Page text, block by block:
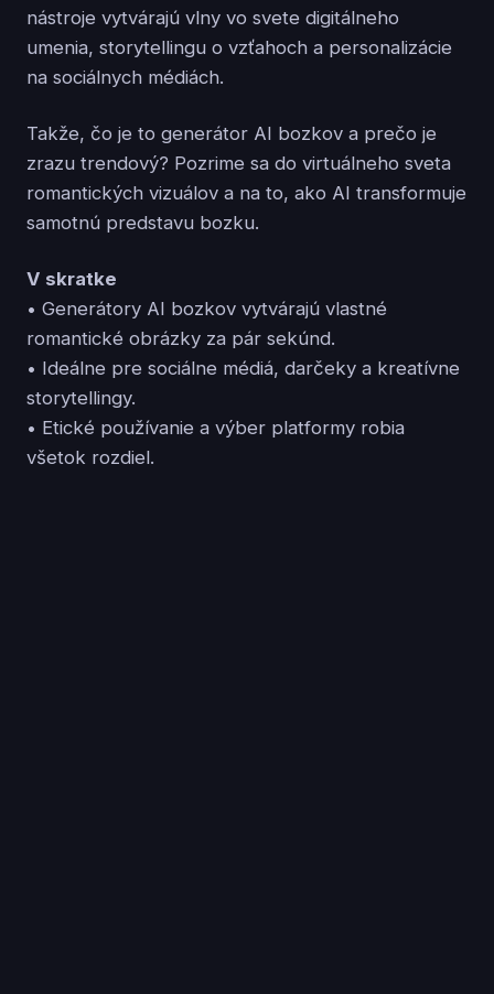
nástroje vytvárajú vlny vo svete digitálneho
umenia, storytellingu o vzťahoch a personalizácie
na sociálnych médiách.
Takže, čo je to generátor AI bozkov a prečo je
zrazu trendový? Pozrime sa do virtuálneho sveta
romantických vizuálov a na to, ako AI transformuje
samotnú predstavu bozku.
V skratke
• Generátory AI bozkov vytvárajú vlastné
romantické obrázky za pár sekúnd.
• Ideálne pre sociálne médiá, darčeky a kreatívne
storytellingy.
• Etické používanie a výber platformy robia
všetok rozdiel.